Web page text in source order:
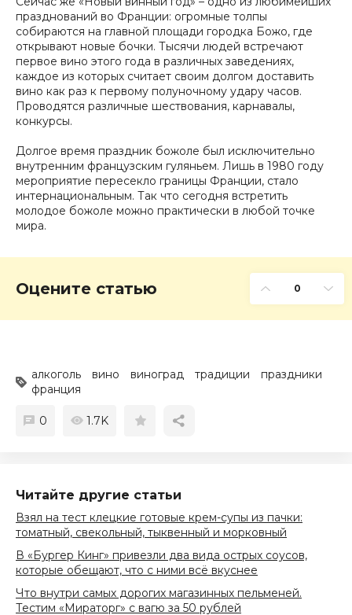
празднований во Франции: огромные толпы
собираются на главной площади городка Божо, где
открывают новые бочки. Тысячи людей встречают
первое вино этого года в различных заведениях,
каждое из которых считает своим долгом доставить
вино как раз к первому полуночному удару часов.
Проводятся различные шествования, карнавалы,
конкурсы.
Долгое время праздник божоле был исключительно
внутренним французским гуляньем. Лишь в 1980 году
мероприятие пересекло границы Франции, стало
интернациональным. Так что сегодня встретить
молодое божоле можно практически в любой точке
мира.
Оцените статью 0
алкоголь вино виноград традиции
праздники
франция
0 1.7K
Читайте другие статьи
Взял на тест клецкие готовые крем-супы из пачки:
томатный, свекольный, тыквенный и морковный
В «Бургер Кинг» привезли два вида острых соусов,
которые обещают, что с ними всё вкуснее
Что внутри самых дорогих магазинных пельменей.
Тестим «Мираторг» с вагю за 50 рублей